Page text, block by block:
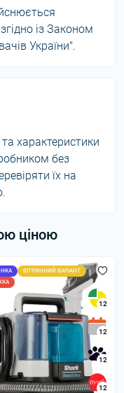
із Законом
України".
характеристики
без
їх на
ціною
ВІТРИННИЙ ВАРІАНТ
12
12
12
12